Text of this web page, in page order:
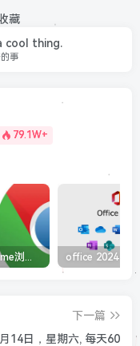
藏
cool thing.
事
79.1W+
五款谷歌chrome浏览器截图插件工具推荐
下一篇
14日，星期六, 每天60